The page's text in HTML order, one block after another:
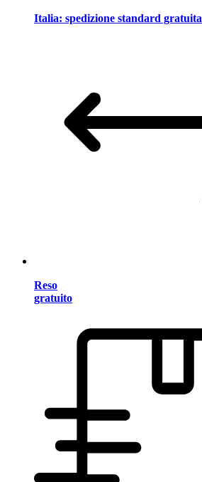
Italia: spedizione standard gratuita
Reso
gratuito